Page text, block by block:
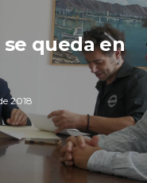
se queda en
2018